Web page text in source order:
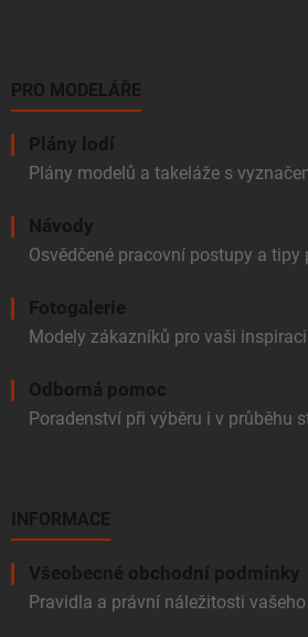
PRO MODELÁŘE
Plány lodí
Plány modelů a takeláže s
Návody
Osvědčené pracovní postupy a tipy
Fotogalerie
Modely zákazníků pro vaši
Odborná pomoc
Poradenství při výběru i v průběhu
INFORMACE
Všeobecné obchodní podmínky
Pravidla a právní náležitosti